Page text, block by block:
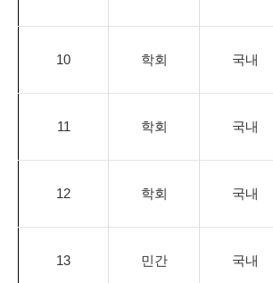
10 학회 국내
11 학회 국내
12 학회 국내
13 민간 국내